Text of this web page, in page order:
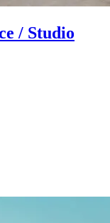
/ Studio